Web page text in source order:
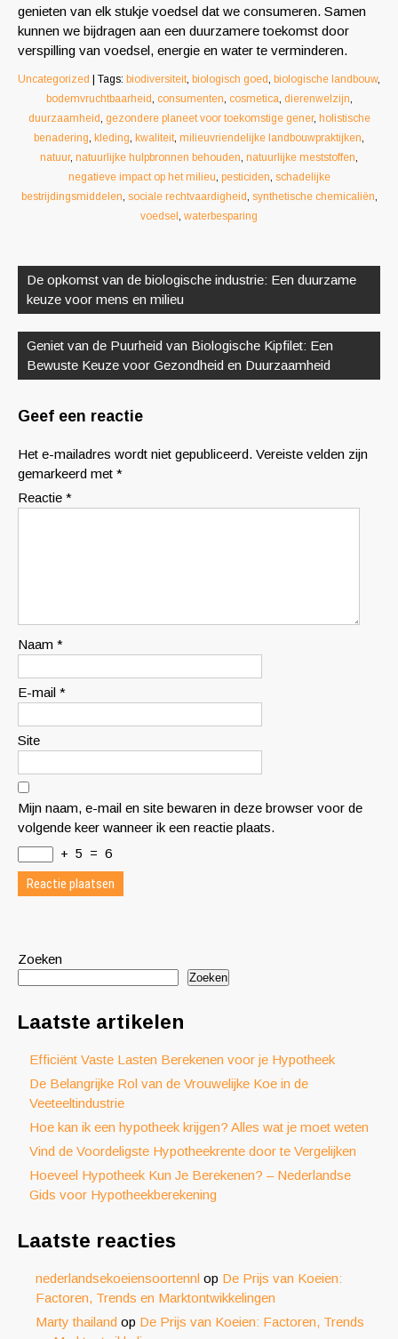
genieten van elk stukje voedsel dat we consumeren. Samen
kunnen we bijdragen aan een duurzamere toekomst door
verspilling van voedsel, energie en water te verminderen.
Uncategorized | Tags: biodiversiteit, biologisch goed, biologische landbouw,
bodemvruchtbaarheid, consumenten, cosmetica, dierenwelzijn,
duurzaamheid, gezondere planeet voor toekomstige gener, holistische
benadering, kleding, kwaliteit, milieuvriendelijke landbouwpraktijken,
natuur, natuurlijke hulpbronnen behouden, natuurlijke meststoffen,
negatieve impact op het milieu, pesticiden, schadelijke
bestrijdingsmiddelen, sociale rechtvaardigheid, synthetische chemicaliën,
voedsel , waterbesparing
De opkomst van de biologische industrie: Een duurzame
keuze voor mens en milieu
Geniet van de Puurheid van Biologische Kipfilet: Een
Bewuste Keuze voor Gezondheid en Duurzaamheid
Geef een reactie
Het e-mailadres wordt niet gepubliceerd. Vereiste velden zijn
gemarkeerd met *
Reactie *
Naam *
E-mail *
Site
Mijn naam, e-mail en site bewaren in deze browser voor de
volgende keer wanneer ik een reactie plaats.
+ 5 = 6
Zoeken
Zoeken
Laatste artikelen
Efficiënt Vaste Lasten Berekenen voor je Hypotheek
De Belangrijke Rol van de Vrouwelijke Koe in de
Veeteeltindustrie
Hoe kan ik een hypotheek krijgen? Alles wat je moet weten
Vind de Voordeligste Hypotheekrente door te Vergelijken
Hoeveel Hypotheek Kun Je Berekenen? – Nederlandse
Gids voor Hypotheekberekening
Laatste reacties
nederlandsekoeiensoortennl op De Prijs van Koeien:
Factoren, Trends en Marktontwikkelingen
Marty thailand op De Prijs van Koeien: Factoren, Trends